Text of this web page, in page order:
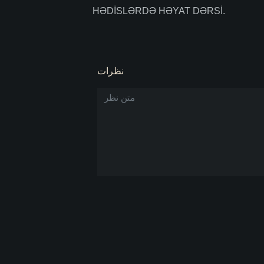
HƏDİSLƏRDƏ HƏYAT DƏRSİ.
نظرات